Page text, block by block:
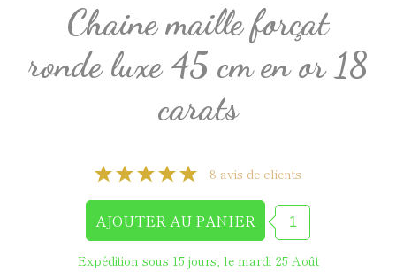
Chaine maille forçat
ronde luxe 45 cm en or 18
carats
8 avis de clients
Expédition sous 15 jours, le mardi 25 Août